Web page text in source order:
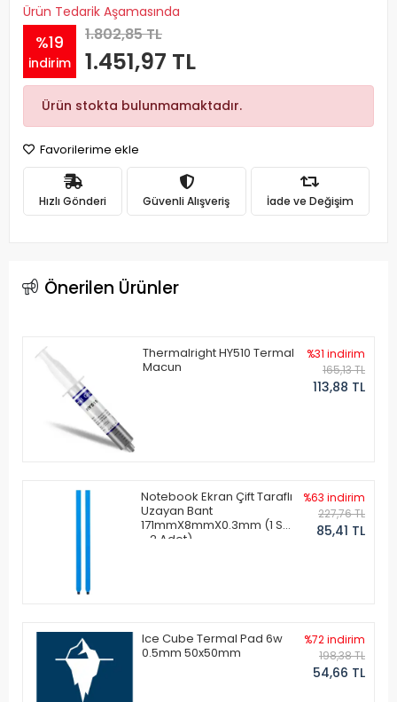
Ürün Tedarik Aşamasında
%19
indirim
1.802,85 TL
1.451,97 TL
Ürün stokta bulunmamaktadır.
Favorilerime ekle
Hızlı Gönderi Güvenli Alışveriş İade ve Değişim
Önerilen Ürünler
Thermalright HY510 Termal
Macun
%31 indirim
165,13 TL
113,88 TL
Notebook Ekran Çift Taraflı
Uzayan Bant
171mmX8mmX0.3mm (1 Set
- 2 Adet)
%63 indirim
227,76 TL
85,41 TL
Ice Cube Termal Pad 6w
0.5mm 50x50mm
%72 indirim
198,38 TL
54,66 TL